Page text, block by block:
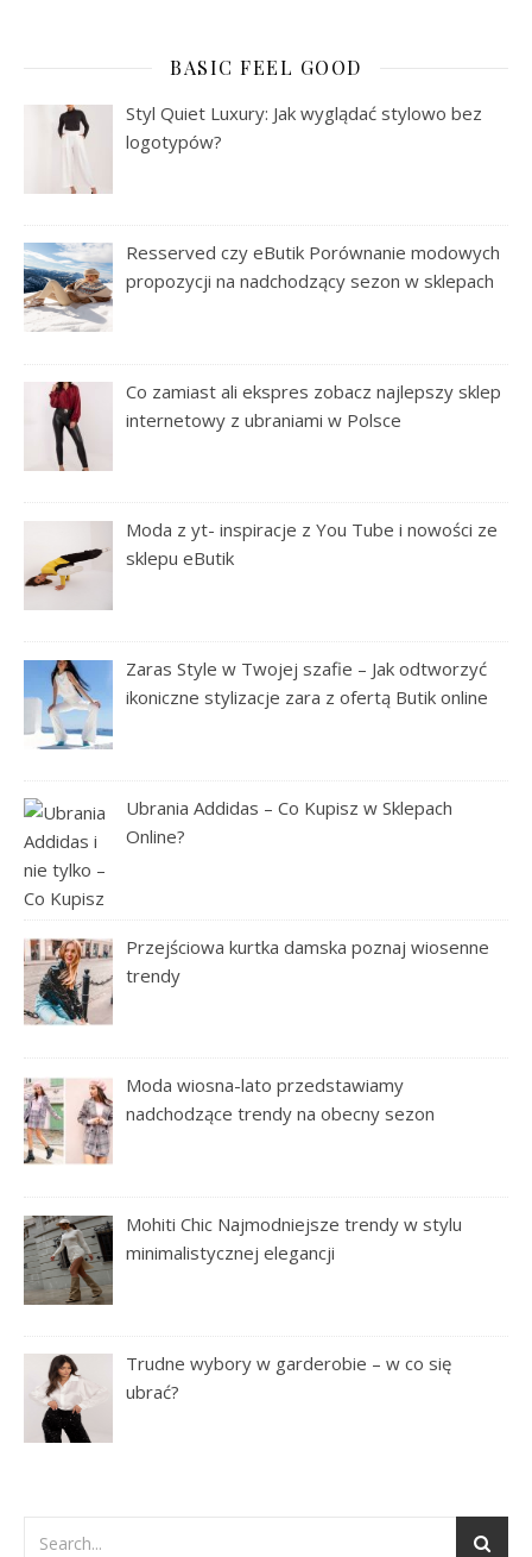
BASIC FEEL GOOD
Styl Quiet Luxury: Jak wyglądać stylowo bez
logotypów?
Resserved czy eButik Porównanie modowych
propozycji na nadchodzący sezon w sklepach
Co zamiast ali ekspres zobacz najlepszy sklep
internetowy z ubraniami w Polsce
Moda z yt- inspiracje z You Tube i nowości ze
sklepu eButik
Zaras Style w Twojej szafie – Jak odtworzyć
ikoniczne stylizacje zara z ofertą Butik online
Ubrania Addidas – Co Kupisz w Sklepach
Online?
Przejściowa kurtka damska poznaj wiosenne
trendy
Moda wiosna-lato przedstawiamy
nadchodzące trendy na obecny sezon
Mohiti Chic Najmodniejsze trendy w stylu
minimalistycznej elegancji
Trudne wybory w garderobie – w co się
ubrać?